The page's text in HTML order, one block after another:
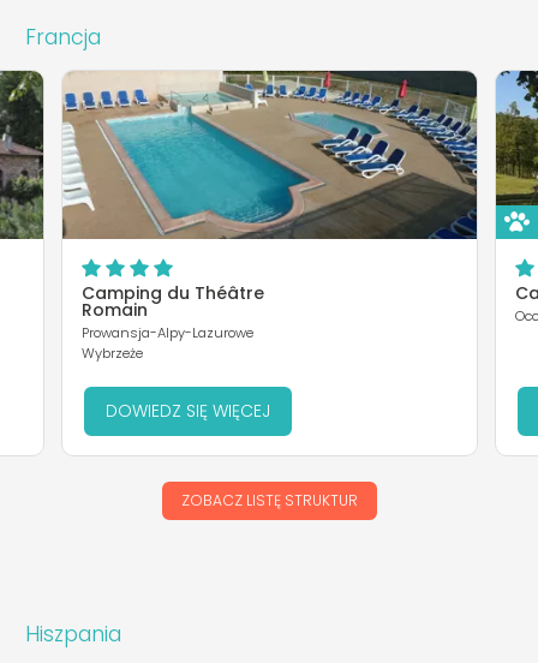
Francja
Camping du Théâtre
Romain
Prowansja-Alpy-Lazurowe
Wybrzeże
DOWIEDZ SIĘ WIĘCEJ
ZOBACZ LISTĘ STRUKTUR
Hiszpania